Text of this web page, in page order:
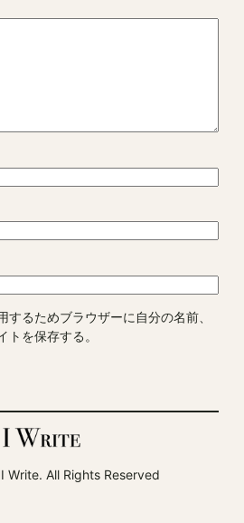
するためブラウザーに自分の名前、
トを保存する。
All Rights Reserved